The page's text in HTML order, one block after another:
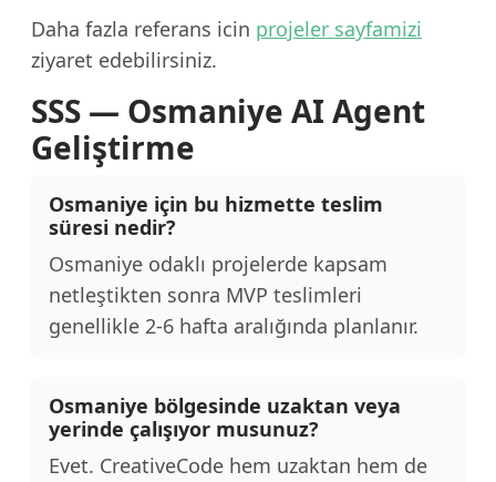
Daha fazla referans icin projeler sayfamizi
ziyaret edebilirsiniz.
SSS — Osmaniye AI Agent
Geliştirme
Osmaniye için bu hizmette teslim
süresi nedir?
Osmaniye odaklı projelerde kapsam
netleştikten sonra MVP teslimleri
genellikle 2-6 hafta aralığında planlanır.
Osmaniye bölgesinde uzaktan veya
yerinde çalışıyor musunuz?
Evet. CreativeCode hem uzaktan hem de